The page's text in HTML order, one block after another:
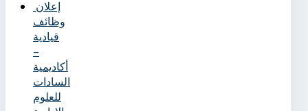
وظائف
قيادية
–
أكاديمية
السادات
للعلوم